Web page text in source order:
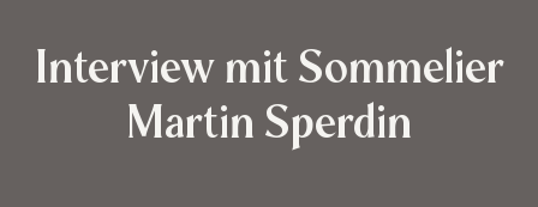
Interview mit Sommelier
Martin Sperdin